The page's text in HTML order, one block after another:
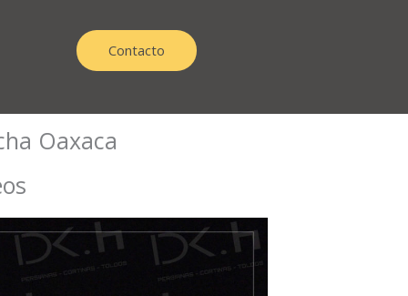
Contacto
Oaxaca